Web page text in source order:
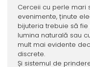
Cerceii cu perle mari
evenimente, ținute
bijuteria trebuie să
lumina naturală sau
mult mai evidente
discrete.
Și sistemul de